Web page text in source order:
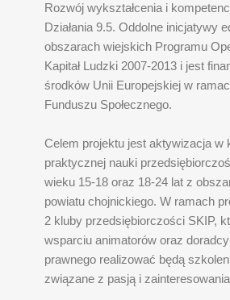
Rozwój wykształcenia i
Działania 9.5. Oddolne inicjatywy
obszarach wiejskich Programu
Kapitał Ludzki 2007-2013 i jest
środków Unii Europejskiej w
Funduszu Społecznego.
Celem projektu jest aktywizacja w
praktycznej nauki
wieku 15-18 oraz 18-24 lat z
powiatu chojnickiego. W ramach
2 kluby przedsiębiorczości SKIP,
wsparciu animatorów oraz
prawnego realizować będą
związane z pasją i